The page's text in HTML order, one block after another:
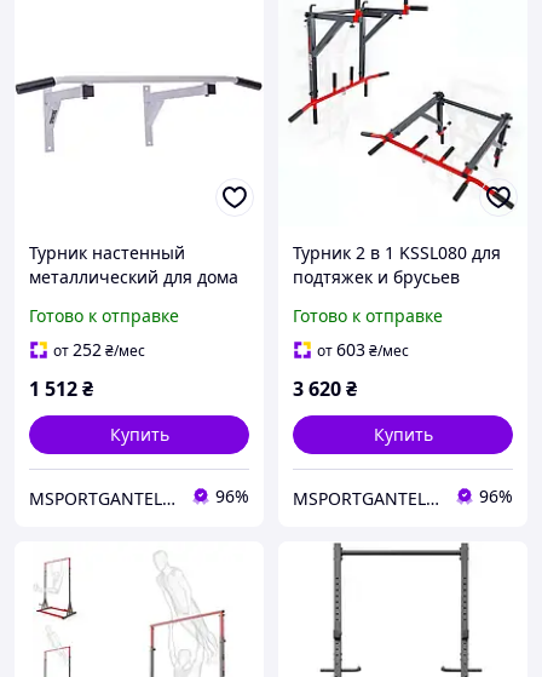
Турник настенный
металлический для дома
рук и спины 100 см
Готово к отправке
от252₴/мес
1 512₴
Купить
MSPORTGANTELI - інтернет магазин спортивних товарів 96%
Турник 2 в 1 KSSL080 для
подтяжек и брусьев
тренажер для дома,
компактный и легкий в
Готово к отправке
от603₴/мес
3 620₴
Купить
MSPORTGANTELI - інтернет магазин спортивних товарів 96%